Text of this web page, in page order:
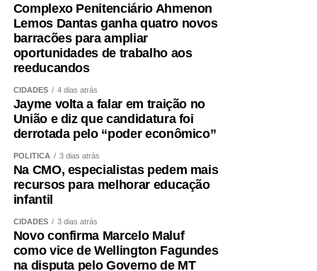
Complexo Penitenciário Ahmenon
Lemos Dantas ganha quatro novos
barracões para ampliar
oportunidades de trabalho aos
reeducandos
CIDADES 4 dias atrás
Jayme volta a falar em traição no
União e diz que candidatura foi
derrotada pelo “poder econômico”
POLÍTICA 3 dias atrás
Na CMO, especialistas pedem mais
recursos para melhorar educação
infantil
CIDADES 3 dias atrás
Novo confirma Marcelo Maluf
como vice de Wellington Fagundes
na disputa pelo Governo de MT